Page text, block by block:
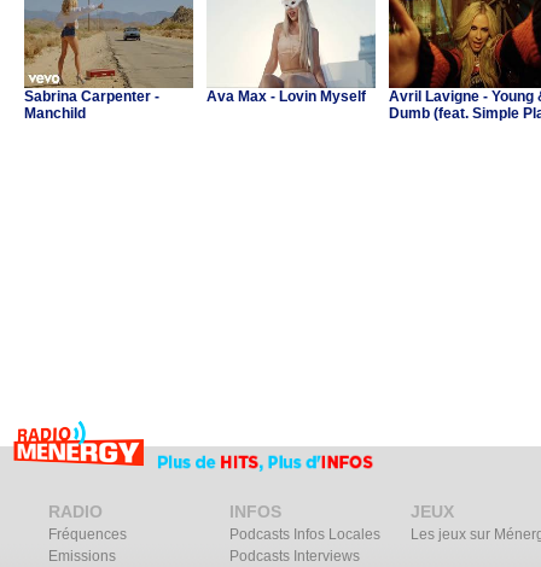
Sabrina Carpenter -
Manchild
Ava Max - Lovin Myself
Avril Lavigne - Young
Dumb (feat. Simple
RADIO
Fréquences
Emissions
INFOS
Podcasts Infos Locales
Podcasts Interviews
JEUX
Les jeux sur